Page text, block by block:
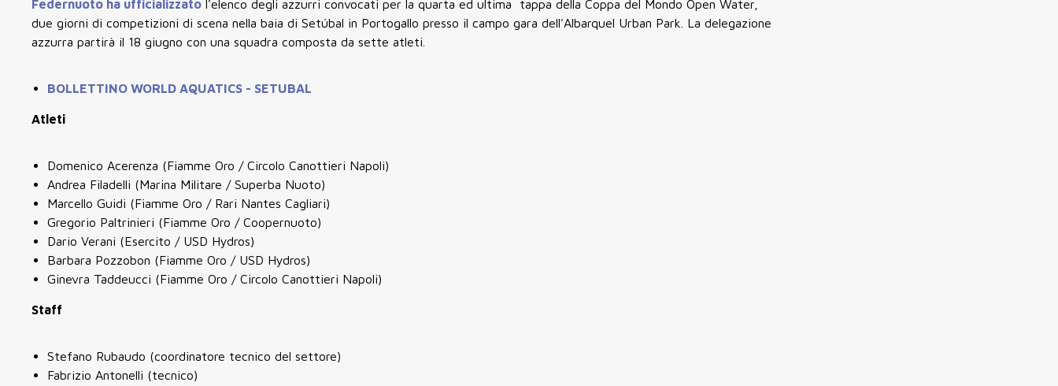
Federnuoto ha ufficializzato l'elenco degli azzurri convocati per la quarta ed ultima tappa della Coppa del Mondo Open Water,
due giorni di competizioni di scena nella baia di Setúbal in Portogallo presso il campo gara dell'Albarquel Urban Park. La delegazione
azzurra partirà il 18 giugno con una squadra composta da sette atleti.
BOLLETTINO WORLD AQUATICS - SETUBAL
Atleti
Domenico Acerenza (Fiamme Oro / Circolo Canottieri Napoli)
Andrea Filadelli (Marina Militare / Superba Nuoto)
Marcello Guidi (Fiamme Oro / Rari Nantes Cagliari)
Gregorio Paltrinieri (Fiamme Oro / Coopernuoto)
Dario Verani (Esercito / USD Hydros)
Barbara Pozzobon (Fiamme Oro / USD Hydros)
Ginevra Taddeucci (Fiamme Oro / Circolo Canottieri Napoli)
Staff
Stefano Rubaudo (coordinatore tecnico del settore)
Fabrizio Antonelli (tecnico)